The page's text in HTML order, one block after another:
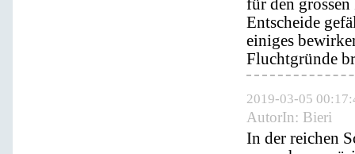
für den
Entscheide
einiges
Fluchtgründe
2019-03-05
AutorIn: Bieri
In der reichen